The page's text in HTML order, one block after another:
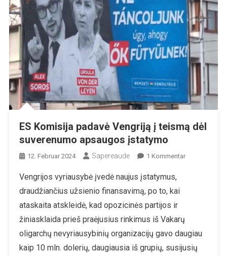
ES Komisija padavė Vengriją į teismą dėl
suverenumo apsaugos įstatymo
12. Februar 2024 Sapereaude 1 KommentarZu
Dėl
Suverenumo
Vengrijos vyriausybė įvedė naujus įstatymus,
draudžiančius užsienio finansavimą, po to, kai
ataskaita atskleidė, kad opozicinės partijos ir
žiniasklaida prieš praėjusius rinkimus iš Vakarų
oligarchų nevyriausybinių organizacijų gavo daugiau
kaip 10 mln. dolerių, daugiausia iš grupių, susijusių